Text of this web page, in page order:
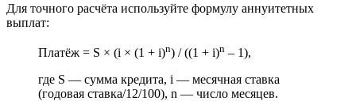
Для точного расчёта используйте формулу аннуитетных
выплат:
Платёж = S × (i × (1 + i)n) / ((1 + i)n – 1),
где S — сумма кредита, i — месячная ставка
(годовая ставка/12/100), n — число месяцев.